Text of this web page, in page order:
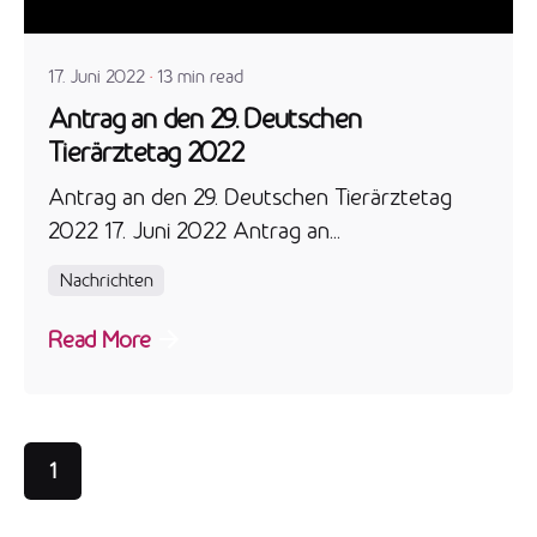
17. Juni 2022 13 min read
Antrag an den 29. Deutschen
Tierärztetag 2022
Antrag an den 29. Deutschen Tierärztetag
2022 17. Juni 2022 Antrag an...
Nachrichten
Read More
1